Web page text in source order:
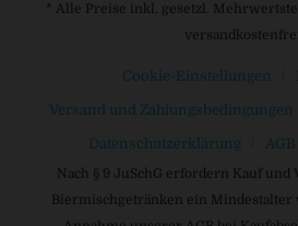
* Alle Preise inkl. gesetzl.
Cookie-Einstellungen
Versand und Zahlungsbedingungen
Datenschutzerklärung AGB
Nach § 9 JuSchG erfordern Kauf und
Biermischgetränken ein Mindestalter